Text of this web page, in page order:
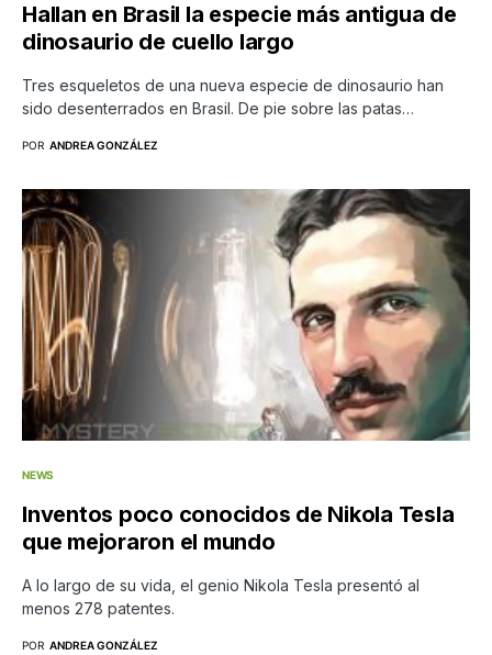
Hallan en Brasil la especie más antigua de
dinosaurio de cuello largo
Tres esqueletos de una nueva especie de dinosaurio han
sido desenterrados en Brasil. De pie sobre las patas…
POR ANDREA GONZÁLEZ
NEWS
Inventos poco conocidos de Nikola Tesla
que mejoraron el mundo
A lo largo de su vida, el genio Nikola Tesla presentó al
menos 278 patentes.
POR ANDREA GONZÁLEZ